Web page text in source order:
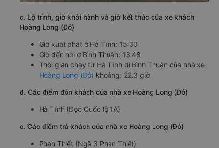
c. Lộ trình, giờ khởi hành và giờ kết thúc của xe khách
Hoàng Long (Đỏ)
Giờ xuất phát ở Hà Tĩnh: 15:30
Giờ đến nơi ở Bình Thuận: 13:48
Thời gian chạy từ Hà Tĩnh đi Bình Thuận của nhà xe
Hoàng Long (Đỏ) khoảng: 22.3 giờ
d. Các điểm đón khách của nhà xe Hoàng Long (Đỏ)
Hà Tĩnh (Dọc Quốc lộ 1A)
e. Các điểm trả khách của nhà xe Hoàng Long (Đỏ)
Phan Thiết (Ngã 3 Phan Thiết)